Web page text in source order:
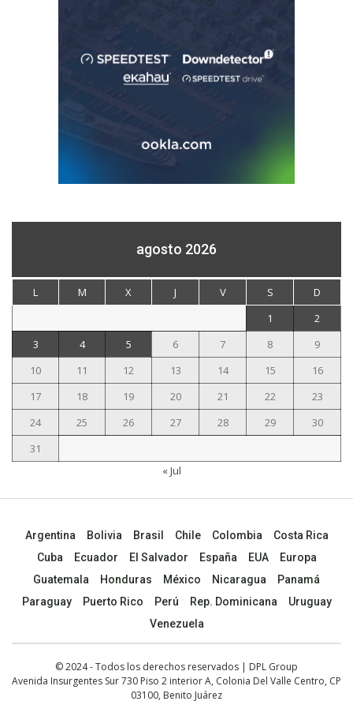
agosto 2026
L M X J V S
D
1
2
3
4 5 6 7 8
9
10
11 12 13 14 15
16
17
18 19 20 21 22
23
24
25 26 27 28 29
30
31
« Jul
Argentina Bolivia Brasil Chile Colombia
Costa Rica
Cuba
Ecuador El Salvador España EUA
Europa
Guatemala
Honduras México Nicaragua
Panamá
Paraguay
Puerto Rico Perú Rep. Dominicana
Uruguay
Venezuela
© 2024 - Todos los derechos reservados | DPL Group
Avenida Insurgentes Sur 730 Piso 2 interior A, Colonia Del Valle Centro, CP
03100, Benito Juárez